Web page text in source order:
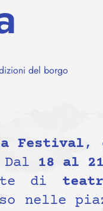
del borgo
Festival,
18 al
di
nelle